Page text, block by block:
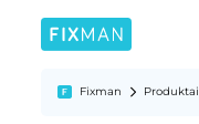
Fixman Produktai